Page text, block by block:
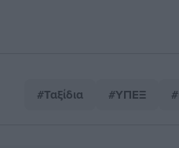
#Ταξίδια #ΥΠΕΞ